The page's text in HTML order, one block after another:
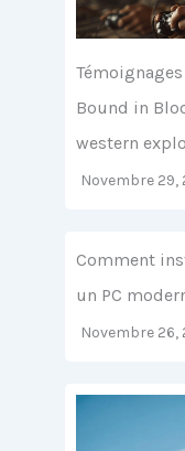
Bound in
western
Novembre 29,
Comment
un PC
Novembre 26,